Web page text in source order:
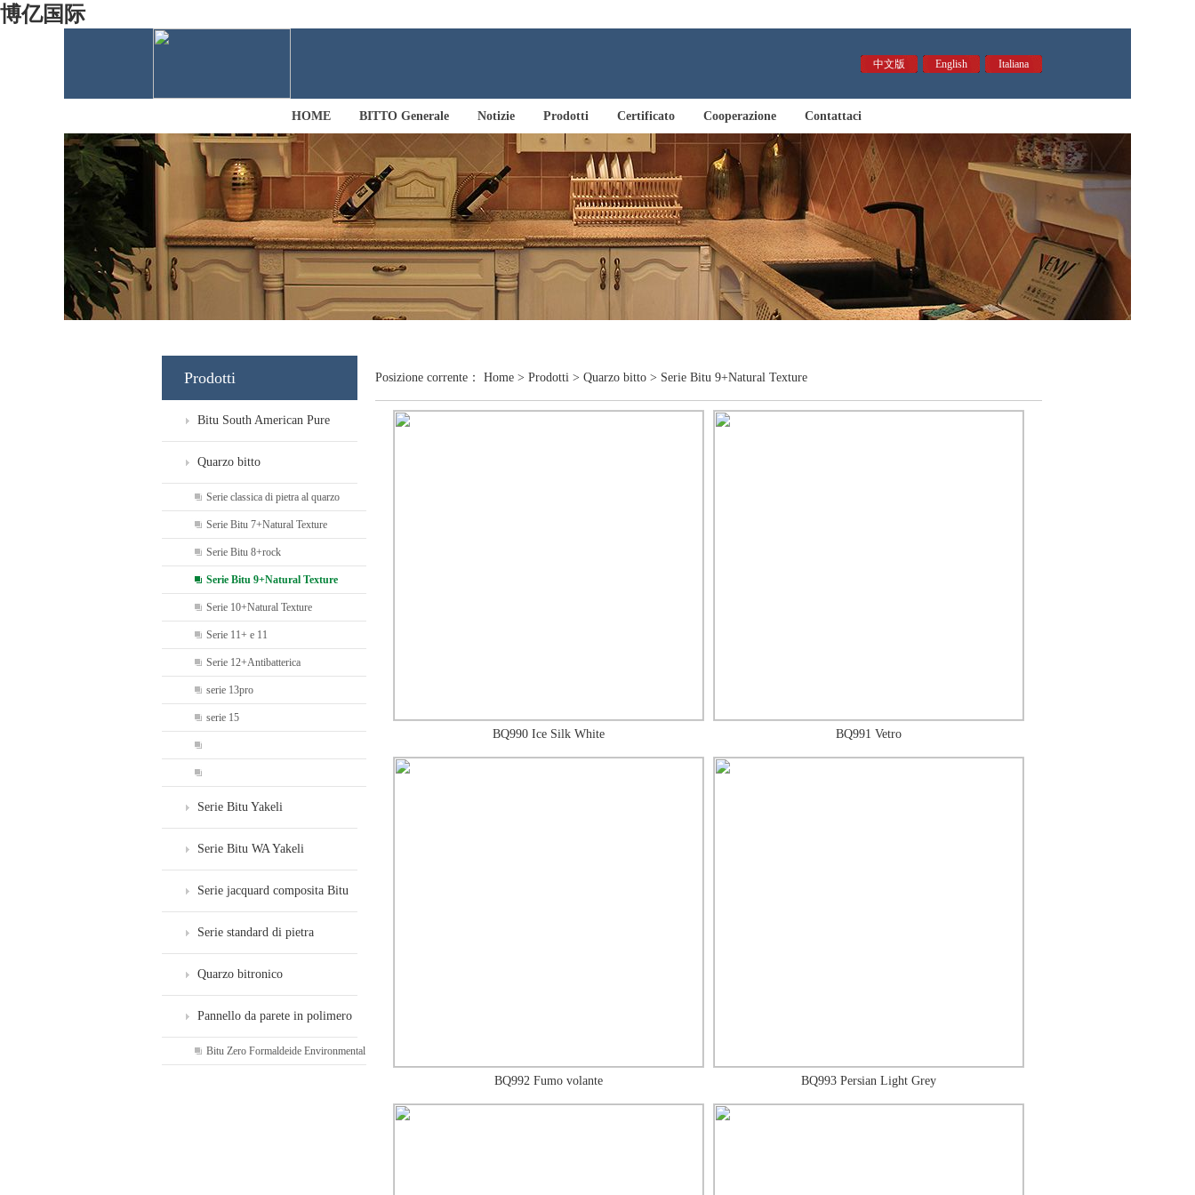
博亿国际
中文版 English Italiana
HOME BITTO Generale Notizie Prodotti Certificato Cooperazione Contattaci
Prodotti
Bitu South American Pure
Gems - Esclusiva per Ville
Quarzo bitto
Serie classica di pietra al quarzo
Serie Bitu 7+Natural Texture
Serie Bitu 8+rock
Serie Bitu 9+Natural Texture
Serie 10+Natural Texture
Serie 11+ e 11
Serie 12+Antibatterica
serie 13pro
serie 15
Serie Bitu Yakeli
Serie Bitu WA Yakeli
Serie jacquard composita Bitu
Serie standard di pietra
artificiale Bitu WS
Quarzo bitronico
Pannello da parete in polimero
di formaldeide zero
Bitu Zero Formaldeide Environmental
Posizione corrente： Home > Prodotti > Quarzo bitto > Serie Bitu 9+Natural Texture
BQ990 Ice Silk White BQ991 Vetro
BQ992 Fumo volante BQ993 Persian Light Grey